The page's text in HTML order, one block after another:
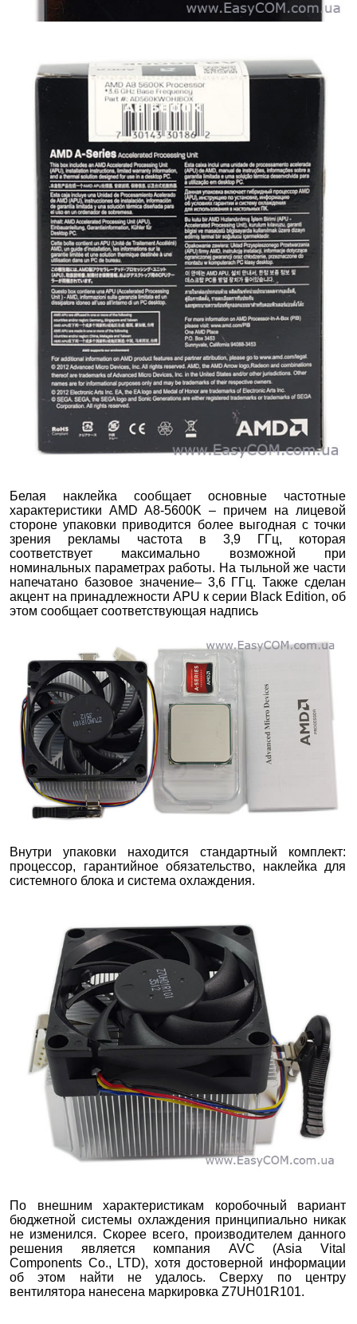
Белая наклейка сообщает основные частотные
характеристики AMD A8-5600K – причем на лицевой
стороне упаковки приводится более выгодная с точки
зрения рекламы частота в 3,9 ГГц, которая
соответствует максимально возможной при
номинальных параметрах работы. На тыльной же части
напечатано базовое значение– 3,6 ГГц. Также сделан
акцент на принадлежности APU к серии Black Edition, об
этом сообщает соответствующая надпись
Внутри упаковки находится стандартный комплект:
процессор, гарантийное обязательство, наклейка для
системного блока и система охлаждения.
По внешним характеристикам коробочный вариант
бюджетной системы охлаждения принципиально никак
не изменился. Скорее всего, производителем данного
решения является компания AVC (Asia Vital
Components Co., LTD), хотя достоверной информации
об этом найти не удалось. Сверху по центру
вентилятора нанесена маркировка Z7UH01R101.